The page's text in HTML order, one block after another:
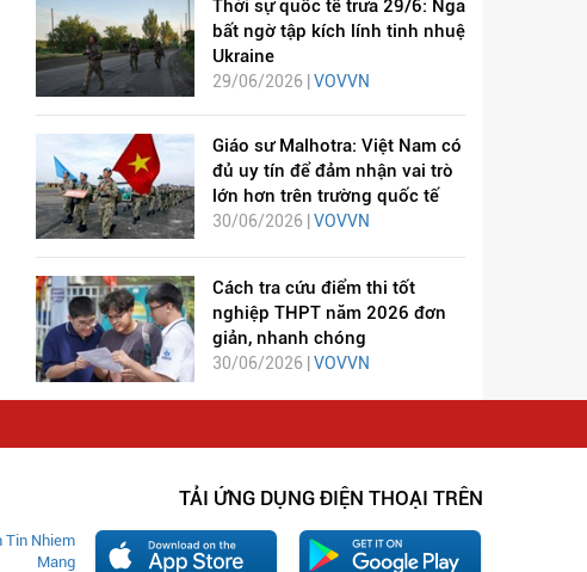
Thời sự quốc tế trưa 29/6: Nga
bất ngờ tập kích lính tinh nhuệ
Ukraine
29/06/2026 |VOVVN
Giáo sư Malhotra: Việt Nam có
đủ uy tín để đảm nhận vai trò
lớn hơn trên trường quốc tế
30/06/2026 | VOVVN
Cách tra cứu điểm thi tốt
nghiệp THPT năm 2026 đơn
giản, nhanh chóng
30/06/2026 | VOVVN
TẢI ỨNG DỤNG ĐIỆN THOẠI TRÊN